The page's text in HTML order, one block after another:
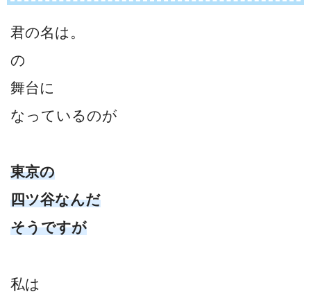
君の名は。
の
舞台に
なっているのが
東京の
四ツ谷なんだ
そうですが
私は